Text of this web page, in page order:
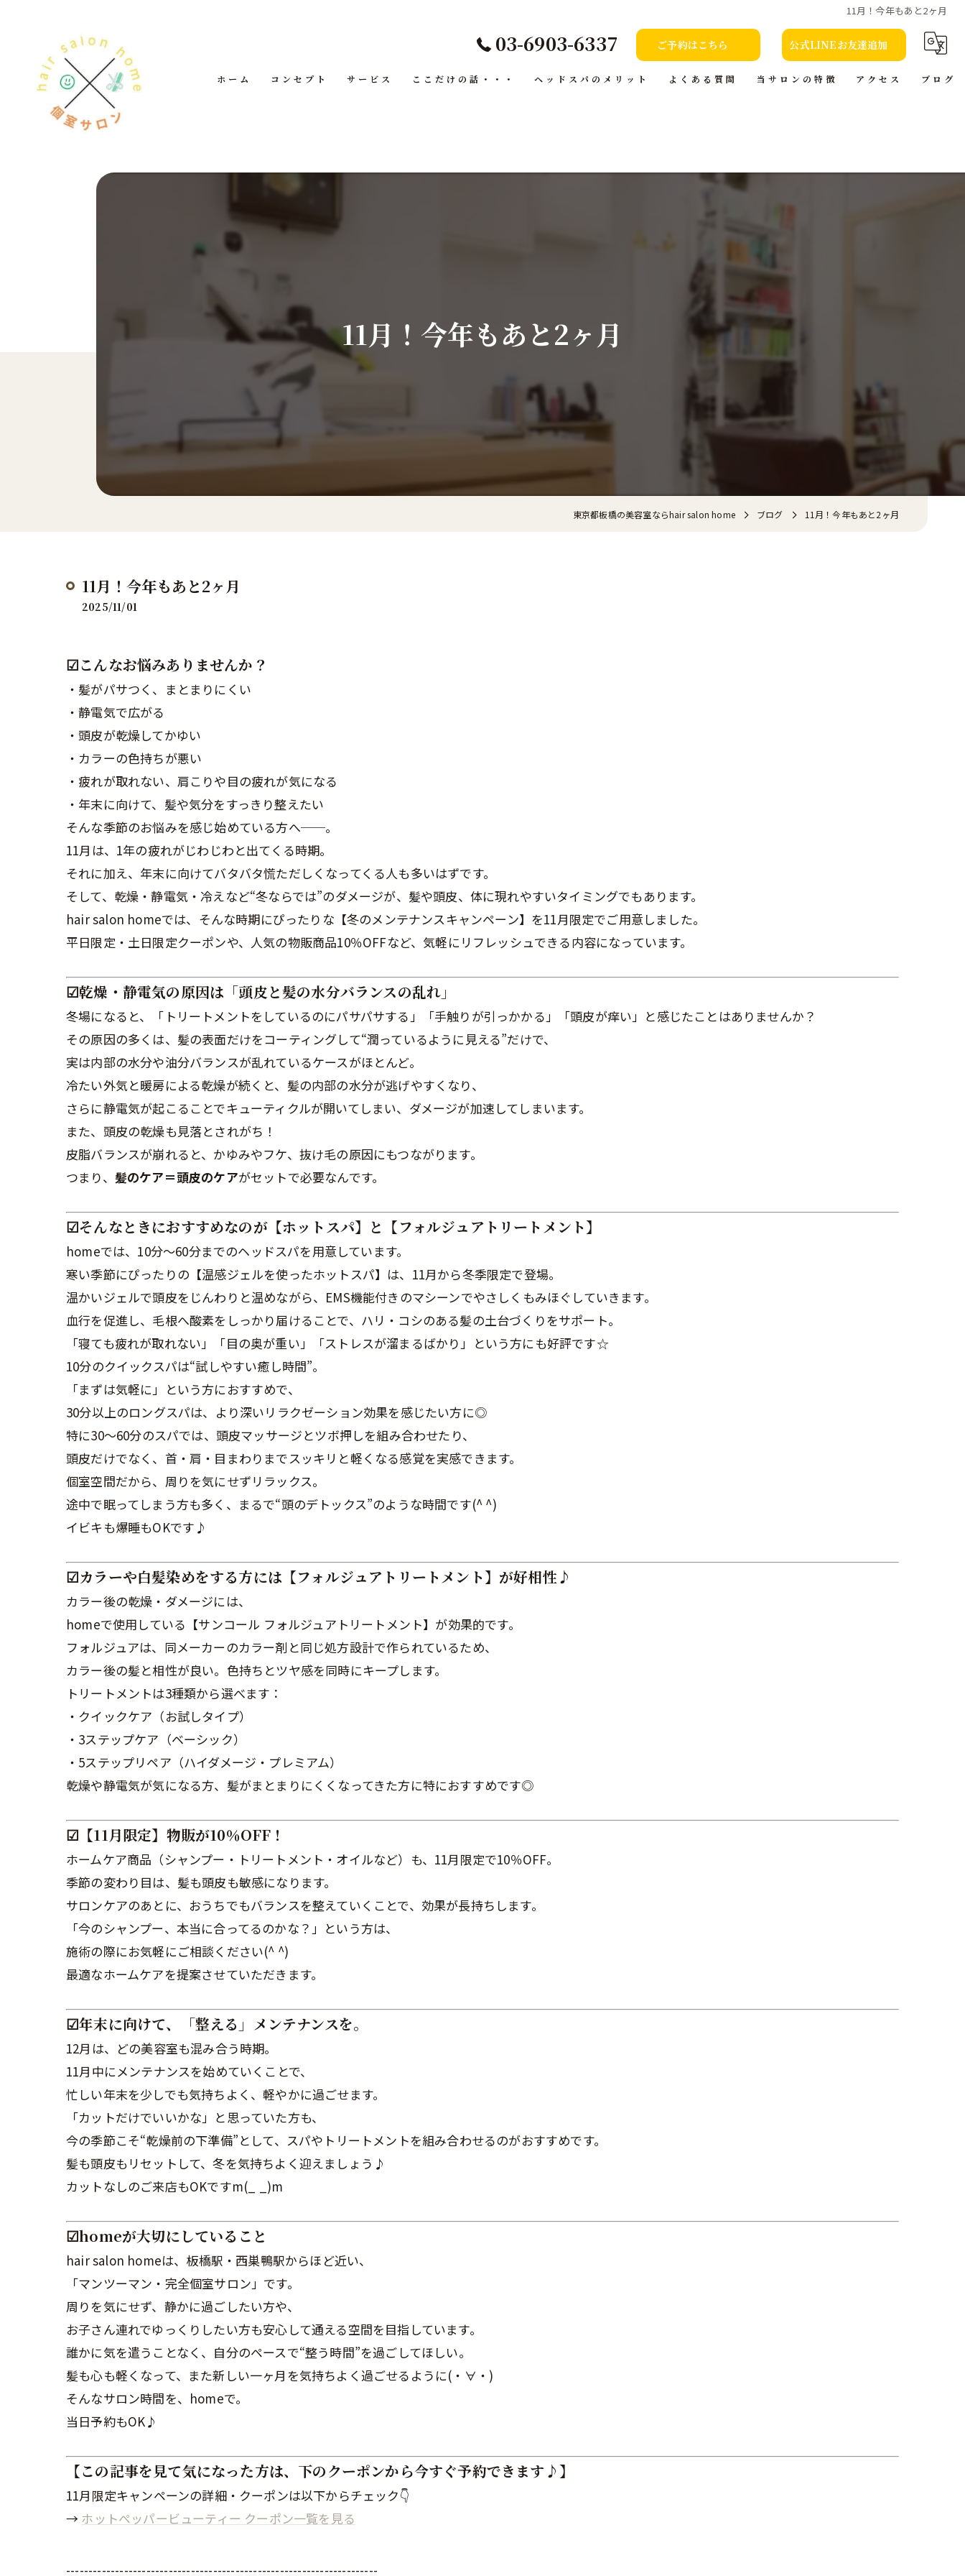
11月！今年もあと2ヶ月
03-6903-6337 ご予約はこちら 公式LINEお友達追加
ホーム コンセプト サービス ここだけの話・・・ ヘッドスパのメリット よくある質問 当サロンの特徴 アクセス ブログ
11月！今年もあと2ヶ月
東京都板橋の美容室ならhair salon home ブログ 11月！今年もあと2ヶ月
11月！今年もあと2ヶ月
2025/11/01
☑︎こんなお悩みありませんか？
・髪がパサつく、まとまりにくい
・静電気で広がる
・頭皮が乾燥してかゆい
・カラーの色持ちが悪い
・疲れが取れない、肩こりや目の疲れが気になる
・年末に向けて、髪や気分をすっきり整えたい
そんな季節のお悩みを感じ始めている方へ──。
11月は、1年の疲れがじわじわと出てくる時期。
それに加え、年末に向けてバタバタ慌ただしくなってくる人も多いはずです。
そして、乾燥・静電気・冷えなど“冬ならでは”のダメージが、髪や頭皮、体に現れやすいタイミングでもあります。
hair salon homeでは、そんな時期にぴったりな【冬のメンテナンスキャンペーン】を11月限定でご用意しました。
平日限定・土日限定クーポンや、人気の物販商品10％OFFなど、気軽にリフレッシュできる内容になっています。
☑︎乾燥・静電気の原因は「頭皮と髪の水分バランスの乱れ」
冬場になると、「トリートメントをしているのにパサパサする」「手触りが引っかかる」「頭皮が痒い」と感じたことはありませんか？
その原因の多くは、髪の表面だけをコーティングして“潤っているように見える”だけで、
実は内部の水分や油分バランスが乱れているケースがほとんど。
冷たい外気と暖房による乾燥が続くと、髪の内部の水分が逃げやすくなり、
さらに静電気が起こることでキューティクルが開いてしまい、ダメージが加速してしまいます。
また、頭皮の乾燥も見落とされがち！
皮脂バランスが崩れると、かゆみやフケ、抜け毛の原因にもつながります。
つまり、 髪のケア＝頭皮のケアがセットで必要なんです。
☑︎そんなときにおすすめなのが【ホットスパ】と【フォルジュアトリートメント】
homeでは、10分〜60分までのヘッドスパを用意しています。
寒い季節にぴったりの【温感ジェルを使ったホットスパ】は、11月から冬季限定で登場。
温かいジェルで頭皮をじんわりと温めながら、EMS機能付きのマシーンでやさしくもみほぐしていきます。
血行を促進し、毛根へ酸素をしっかり届けることで、ハリ・コシのある髪の土台づくりをサポート。
「寝ても疲れが取れない」「目の奥が重い」「ストレスが溜まるばかり」という方にも好評です☆
10分のクイックスパは“試しやすい癒し時間”。
「まずは気軽に」という方におすすめで、
30分以上のロングスパは、より深いリラクゼーション効果を感じたい方に◎
特に30〜60分のスパでは、頭皮マッサージとツボ押しを組み合わせたり、
頭皮だけでなく、首・肩・目まわりまでスッキリと軽くなる感覚を実感できます。
個室空間だから、周りを気にせずリラックス。
途中で眠ってしまう方も多く、まるで“頭のデトックス”のような時間です(^ ^)
イビキも爆睡もOKです♪
☑︎カラーや白髪染めをする方には【フォルジュアトリートメント】が好相性♪
カラー後の乾燥・ダメージには、
homeで使用している【サンコール フォルジュアトリートメント】が効果的です。
フォルジュアは、同メーカーのカラー剤と同じ処方設計で作られているため、
カラー後の髪と相性が良い。色持ちとツヤ感を同時にキープします。
トリートメントは3種類から選べます：
・クイックケア（お試しタイプ）
・3ステップケア（ベーシック）
・5ステップリペア（ハイダメージ・プレミアム）
乾燥や静電気が気になる方、髪がまとまりにくくなってきた方に特におすすめです◎
☑︎【11月限定】物販が10％OFF！
ホームケア商品（シャンプー・トリートメント・オイルなど）も、11月限定で10％OFF。
季節の変わり目は、髪も頭皮も敏感になります。
サロンケアのあとに、おうちでもバランスを整えていくことで、効果が長持ちします。
「今のシャンプー、本当に合ってるのかな？」という方は、
施術の際にお気軽にご相談ください(^ ^)
最適なホームケアを提案させていただきます。
☑︎年末に向けて、「整える」メンテナンスを。
12月は、どの美容室も混み合う時期。
11月中にメンテナンスを始めていくことで、
忙しい年末を少しでも気持ちよく、軽やかに過ごせます。
「カットだけでいいかな」と思っていた方も、
今の季節こそ“乾燥前の下準備”として、スパやトリートメントを組み合わせるのがおすすめです。
髪も頭皮もリセットして、冬を気持ちよく迎えましょう♪
カットなしのご来店もOKですm(_ _)m
☑︎homeが大切にしていること
hair salon homeは、板橋駅・西巣鴨駅からほど近い、
「マンツーマン・完全個室サロン」です。
周りを気にせず、静かに過ごしたい方や、
お子さん連れでゆっくりしたい方も安心して通える空間を目指しています。
誰かに気を遣うことなく、自分のペースで“整う時間”を過ごしてほしい。
髪も心も軽くなって、また新しい一ヶ月を気持ちよく過ごせるように(・∀・)
そんなサロン時間を、homeで。
当日予約もOK♪
【この記事を見て気になった方は、下のクーポンから今すぐ予約できます♪】
11月限定キャンペーンの詳細・クーポンは以下からチェック👇
→ ホットペッパービューティー クーポン一覧を見る
----------------------------------------------------------------------
大人1人＋お子さん1人orお子さま2人OK◎お子さん
におすすめ◎自然で清潔感のある仕上がり☆